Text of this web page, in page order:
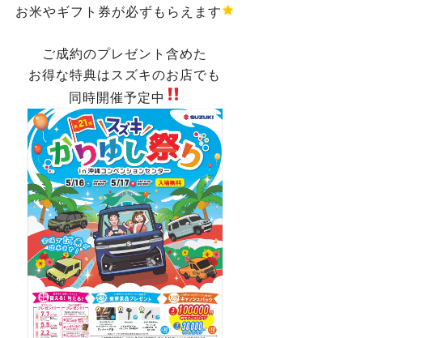
お米やギフト券が必ずもらえます
ご成約のプレゼント含めた
お得な特典はスズキのお店でも
同時開催予定中